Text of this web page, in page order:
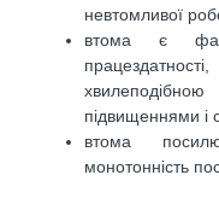
невтомливої
втома є
підвищеннями і
втома
монотонність